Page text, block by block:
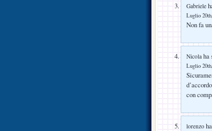
Gabriele
Luglio
Non fa
Nicola ha
Luglio
con
lorenzo